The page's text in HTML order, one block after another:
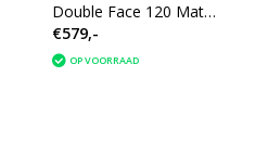
Double Face 120 Mat
Zwart
€579,-
OP VOORRAAD